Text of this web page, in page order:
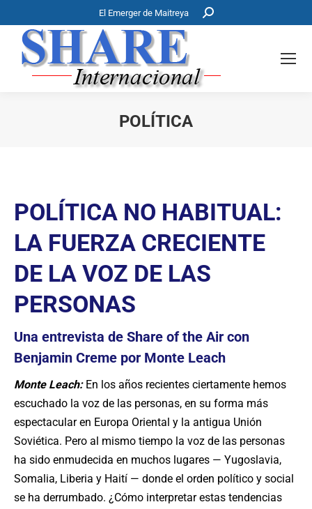
El Emerger de Maitreya Buscar:
POLÍTICA
POLÍTICA NO HABITUAL:
LA FUERZA CRECIENTE
DE LA VOZ DE LAS
PERSONAS
Una entrevista de Share of the Air con
Benjamin Creme por Monte Leach
Monte Leach:En los años recientes ciertamente hemos
escuchado la voz de las personas, en su forma más
espectacular en Europa Oriental y la antigua Unión
Soviética. Pero al mismo tiempo la voz de las personas
ha sido enmudecida en muchos lugares — Yugoslavia,
Somalia, Liberia y Haití — donde el orden político y social
se ha derrumbado. ¿Cómo interpretar estas tendencias